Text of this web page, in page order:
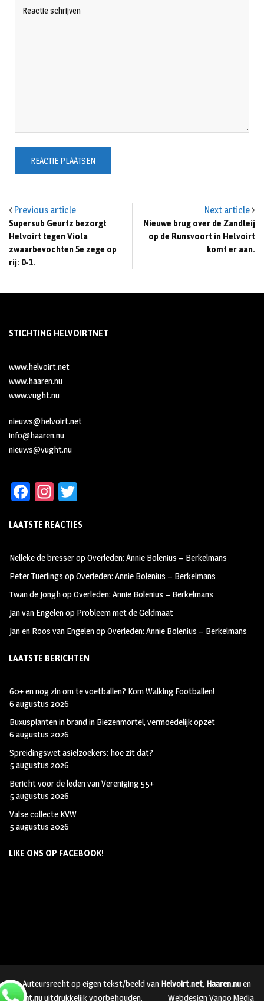
Previous article
Supersub Geurtz bezorgt
Helvoirt tegen Viola
zwaarbevochten 5e zege op
rij: 0-1.
Next article
Nieuwe brug over de Zandleij
op de Runsvoort in Helvoirt
komt er aan.
STICHTING HELVOIRTNET
www.helvoirt.net
www.haaren.nu
www.vught.nu
nieuws@helvoirt.net
info@haaren.nu
nieuws@vught.nu
Fa
b
oo
k
In
ag
m
tt
LAATSTE REACTIES
Nelleke de bresseropOverleden: Annie Bolenius – Berkelmans
Peter Tuerlings opOverleden: Annie Bolenius – Berkelmans
Twan de JonghopOverleden: Annie Bolenius – Berkelmans
Jan van Engelenop Probleem met de Geldmaat
Jan en Roos van EngelenopOverleden: Annie Bolenius – Berkelmans
LAATSTE BERICHTEN
60+ en nog zin om te voetballen? Kom Walking Footballen!
6 augustus 2026
Buxusplanten in brand in Biezenmortel, vermoedelijk opzet
6 augustus 2026
Spreidingswet asielzoekers: hoe zit dat?
5 augustus 2026
Bericht voor de leden van Vereniging 55+
5 augustus 2026
Valse collecte KVW
5 augustus 2026
LIKE ONS OP FACEBOOK!
© Auteursrecht op eigen tekst/beeld van Helvoirt.net, Haaren.nuen
Vught.nuuitdrukkelijk voorbehouden. Webdesign Vanoo Media